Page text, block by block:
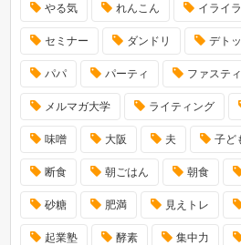
やる気 れんこん イライラ
セミナー ダンドリ デト
パパ パーティ ファステ
メルマガ大学 ライティング
味噌 大阪 夫 子ど
断食 朝ごはん 朝食
砂糖 肥満 見えトレ
起業塾 酵素 集中力